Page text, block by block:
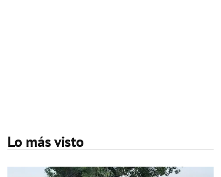
Lo más visto